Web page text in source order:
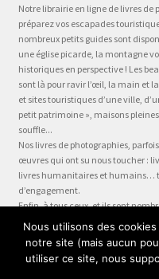
Notre librairie en ligne de livres
préparez vos escapades
nombreux petits guides sont
une église picarde, la montagne
historiques en perspective ! Les
sont là pour ravir l’œil, la main et
et sites touristiques d’une ville,
petit patrimoine », maisons
souffle...
Nos livres de photographies,
œuvres qui ont su nous toucher :
livres humanitaires et humains…
d’engagement.
Enfin, à tous ceux, et ils sont
préparer leur formation ou choisir
» nous dédions la collection Être,
qu’un guide des métiers, plus
en entreprise dans votre fauteuil » !
Nous utilisons des
notre site (mais aucun
utiliser ce site, nous